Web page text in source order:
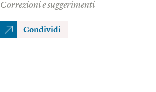
Correzioni e suggerimenti
Condividi